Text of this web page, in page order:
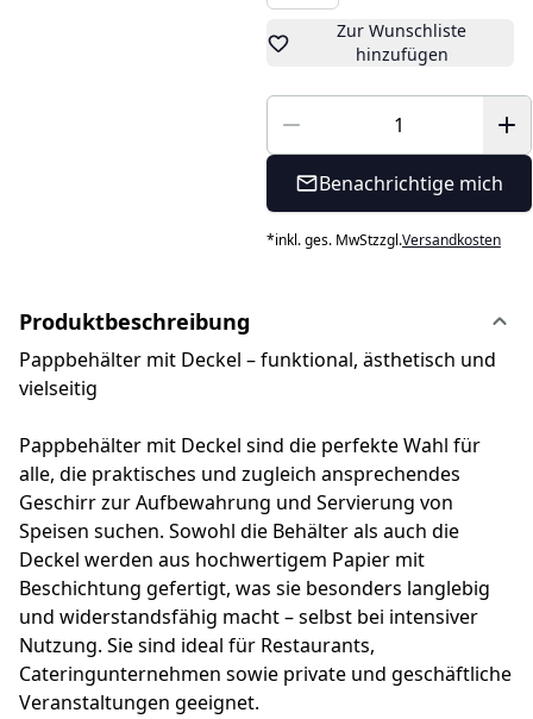
Zur Wunschliste
hinzufügen
Benachrichtige mich
*inkl. ges. MwStzzgl.Versandkosten
Produktbeschreibung
Pappbehälter mit Deckel – funktional, ästhetisch und
vielseitig
Pappbehälter mit Deckel sind die perfekte Wahl für
alle, die praktisches und zugleich ansprechendes
Geschirr zur Aufbewahrung und Servierung von
Speisen suchen. Sowohl die Behälter als auch die
Deckel werden aus hochwertigem Papier mit
Beschichtung gefertigt, was sie besonders langlebig
und widerstandsfähig macht – selbst bei intensiver
Nutzung. Sie sind ideal für Restaurants,
Cateringunternehmen sowie private und geschäftliche
Veranstaltungen geeignet.